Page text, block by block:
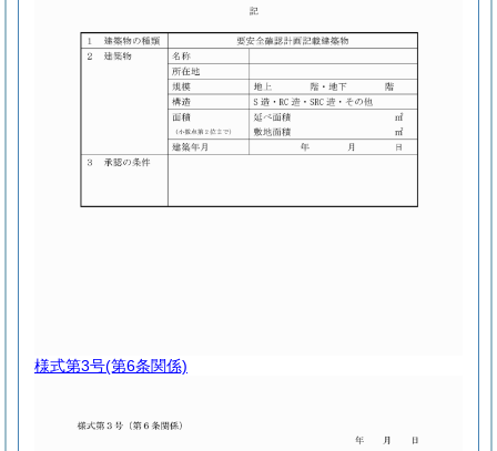
様式第3号(第6条関係)